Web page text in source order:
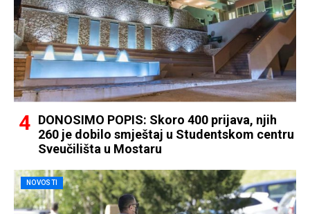
DONOSIMO POPIS: Skoro 400 prijava, njih
260 je dobilo smještaj u Studentskom centru
Sveučilišta u Mostaru
NOVOSTI